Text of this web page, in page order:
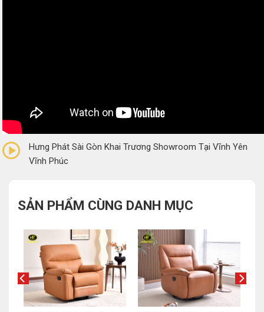
(0 Reviews)
Hưng Phát Sài Gòn Khai Trương Showroom Tại Vĩnh Yên
Vĩnh Phúc
SẢN PHẨM CÙNG DANH MỤC